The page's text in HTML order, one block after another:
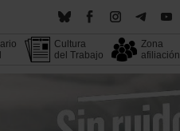
Cultura
del Trabajo
Zona
afiliación